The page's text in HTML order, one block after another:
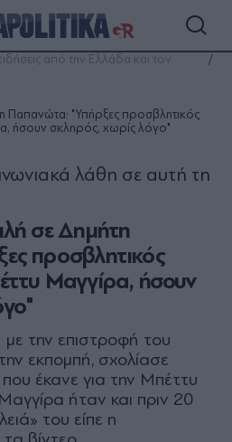
από την Ελλάδα και τον
Παπανώτα: "Υπήρξες προσβλητικός
ήσουν σκληρός, χωρίς λόγο"
σε Δημήτη
προσβλητικός
Μαγγίρα, ήσουν
λάθη σε αυτή τη
με την επιστροφή του
εκπομπή, σχολίασε
έκανε για την Μπέττυ
ήταν και πριν 20
του είπε η